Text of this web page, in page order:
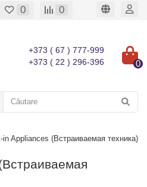
0 0
+373 ( 67 ) 777-999
+373 ( 22 ) 296-396
0
in Appliances (Встраиваемая техника)